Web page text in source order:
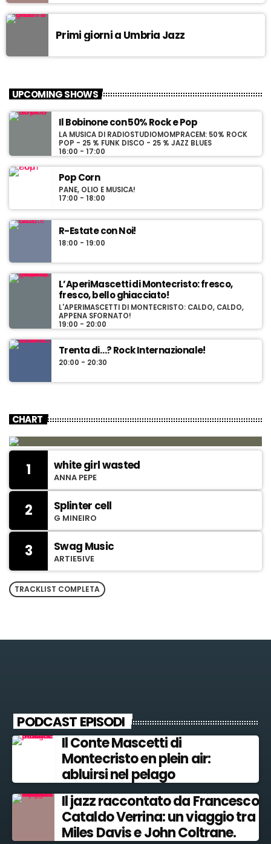
da Egea.
Primi giorni a Umbria Jazz
UPCOMING SHOWS
Il Bobinone con 50% Rock e Pop
LA MUSICA DI RADIOSTUDIOMOMPRACEM: 50% ROCK
POP - 25 % FUNK DISCO - 25 % JAZZ BLUES
16:00 - 17:00
Pop Corn
PANE, OLIO E MUSICA!
17:00 - 18:00
R-Estate con Noi!
18:00 - 19:00
L’AperiMascetti di Montecristo: fresco,
fresco, bello ghiacciato!
L'APERIMASCETTI DI MONTECRISTO: CALDO, CALDO,
APPENA SFORNATO!
19:00 - 20:00
Trenta di…? Rock Internazionale!
20:00 - 20:30
CHART
1 white girl wasted
ANNA PEPE
2 Splinter cell
G MINEIRO
3 Swag Music
ARTIE5IVE
TRACKLIST COMPLETA
PODCAST EPISODI
Il Conte Mascetti di
Montecristo en plein air:
abluirsi nel pelago
Il jazz raccontato da Francesco
Cataldo Verrina: un viaggio tra
Miles Davis e John Coltrane.